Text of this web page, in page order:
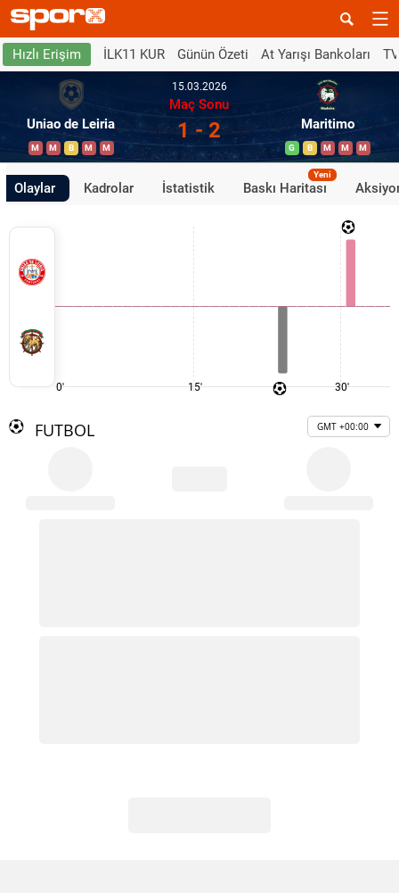
Hızlı Erişim İLK11 KUR Günün Özeti At Yarışı Bankoları
Uniao de Leiria
M M B M M
15.03.2026
Maç Sonu
1 - 2 Maritimo
G B M M M
Olaylar Kadrolar İstatistik Baskı Haritası
Yeni
0' 15' 30'
FUTBOL GMT +00:00